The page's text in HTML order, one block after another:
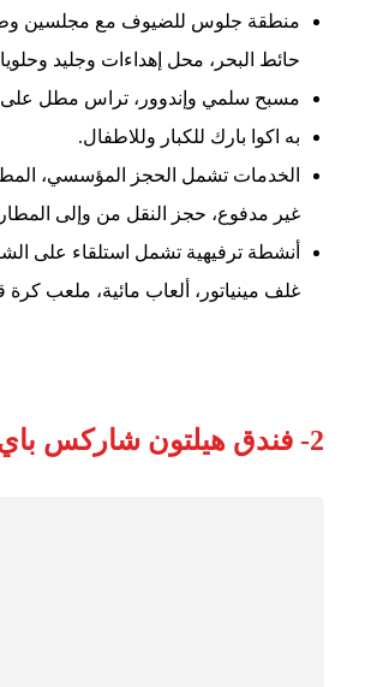
منطقة جلوس للضيوف مع مجلسين
حائط البحر، محل إهداءات وجليد
مسبح سلمي وإندوور، تراس مطل على
به اكوا بارك للكبار وللاطفال.
الخدمات تشمل الحجز المؤسسي،
غير مدفوع، حجز النقل من وإلى
أنشطة ترفيهية تشمل استلقاء على
غلف مينياتور، ألعاب مائية، ملعب
2- فندق هيلتون شاركس باي